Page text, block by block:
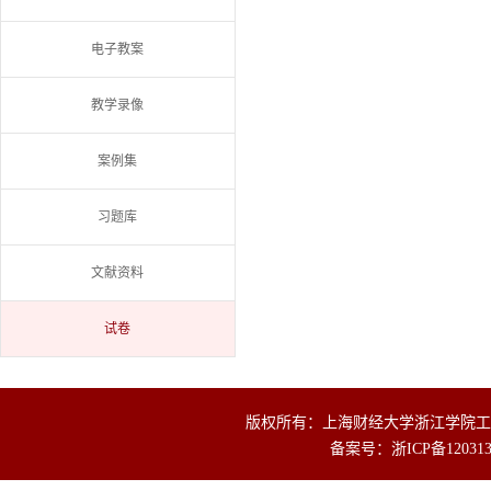
电子教案
教学录像
案例集
习题库
文献资料
试卷
版权所有：上海财经大学浙江学院
备案号： 浙ICP备